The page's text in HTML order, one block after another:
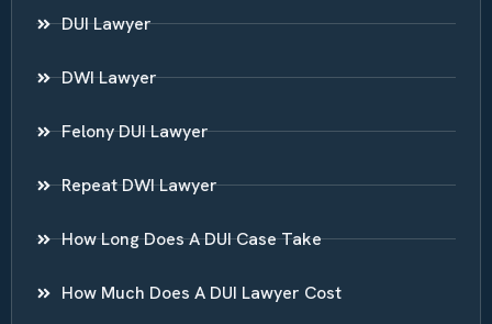
DUI Lawyer
DWI Lawyer
Felony DUI Lawyer
Repeat DWI Lawyer
How Long Does A DUI Case Take
How Much Does A DUI Lawyer Cost